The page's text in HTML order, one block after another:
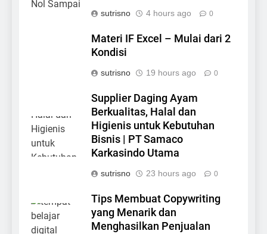
sutrisno 4 hours ago 0
Materi IF Excel – Mulai dari 2
Kondisi
sutrisno 19 hours ago 0
Supplier Daging Ayam
Berkualitas, Halal dan
Higienis untuk Kebutuhan
Bisnis | PT Samaco
Karkasindo Utama
sutrisno 23 hours ago 0
Tips Membuat Copywriting
yang Menarik dan
Menghasilkan Penjualan